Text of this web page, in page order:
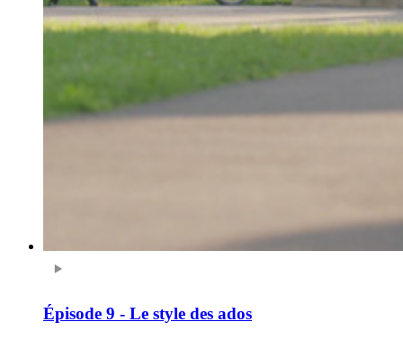
Épisode 9 - Le style des ados